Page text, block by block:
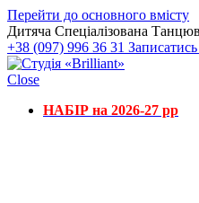
Перейти до основного вмісту
Дитяча Спеціалізована
+38 (097) 996 36 31 Записатись
Close
НАБІР на 2026-27 рр